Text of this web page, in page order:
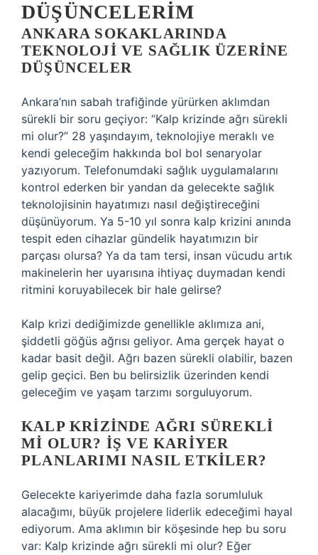
DÜŞÜNCELERIM
ANKARA SOKAKLARINDA
TEKNOLOJI VE SAĞLIK ÜZERINE
DÜŞÜNCELER
Ankara’nın sabah trafiğinde yürürken aklımdan
sürekli bir soru geçiyor: “Kalp krizinde ağrı sürekli
mi olur?” 28 yaşındayım, teknolojiye meraklı ve
kendi geleceğim hakkında bol bol senaryolar
yazıyorum. Telefonumdaki sağlık uygulamalarını
kontrol ederken bir yandan da gelecekte sağlık
teknolojisinin hayatımızı nasıl değiştireceğini
düşünüyorum. Ya 5-10 yıl sonra kalp krizini anında
tespit eden cihazlar gündelik hayatımızın bir
parçası olursa? Ya da tam tersi, insan vücudu artık
makinelerin her uyarısına ihtiyaç duymadan kendi
ritmini koruyabilecek bir hale gelirse?
Kalp krizi dediğimizde genellikle aklımıza ani,
şiddetli göğüs ağrısı geliyor. Ama gerçek hayat o
kadar basit değil. Ağrı bazen sürekli olabilir, bazen
gelip geçici. Ben bu belirsizlik üzerinden kendi
geleceğim ve yaşam tarzımı sorguluyorum.
KALP KRIZINDE AĞRI SÜREKLI
MI OLUR? İŞ VE KARIYER
PLANLARIMI NASIL ETKILER?
Gelecekte kariyerimde daha fazla sorumluluk
alacağımı, büyük projelere liderlik edeceğimi hayal
ediyorum. Ama aklımın bir köşesinde hep bu soru
var: Kalp krizinde ağrı sürekli mi olur? Eğer